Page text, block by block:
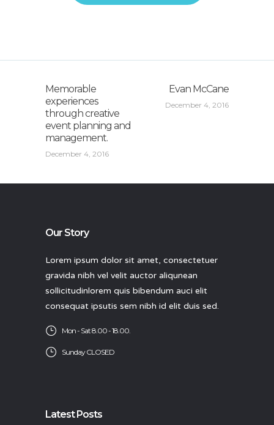
Memorable
experiences
through creative
event planning and
management.
December 4, 2016
Evan McCane
December 4, 2016
Our Story
Lorem ipsum dolor sit amet, consectetuer
gravida nibh vel velit auctor aliqunean
sollicitudinlorem quis bibendum auci elit
consequat ipsutis sem nibh id elit duis sed.
Mon - Sat 8.00 - 18.00.
Sunday CLOSED
Latest Posts